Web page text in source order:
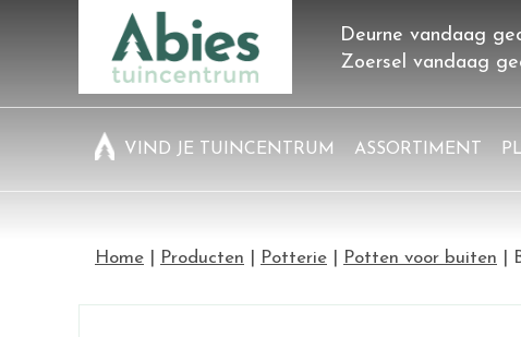
Home Producten Potterie Potten voor buiten
Deurne vandaag
Zoersel vandaag
VIND JE TUINCENTRUM ASSORTIMENT